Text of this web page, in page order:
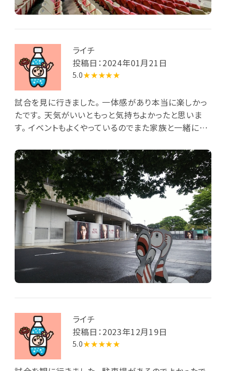
ライチ
投稿日：2024年01月21日
5.0★★★★★
試合を見に行きました。 一体感があり本当に楽しかっ
たです。 天気がいいともっと気持ちよかったと思いま
す。 イベントもよくやっているのでまた家族と一緒に行
ライチ
投稿日：2023年12月19日
5.0★★★★★